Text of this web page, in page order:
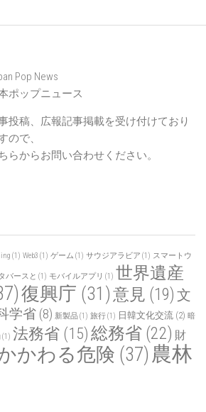
Pop News
ポップニュース
投稿、広報記事掲載を受け付けており
ので、
らからお問い合わせください。
(1) Web3 (1) ゲーム (1) サウジアラビア (1) スマートウ
バースと (1) モバイルアプリ (1) 世界遺産
復興庁 (31)意見 (19) 文
学省 (8) 新製品(1) 旅行(1) 日韓文化交流 (2) 暗
(1) 法務省 (15) 総務省 (22) 財
かわる危険 (37) 農林